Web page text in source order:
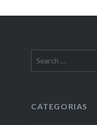
for:
CATEGORIAS